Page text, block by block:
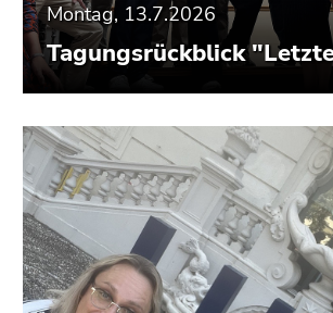
Montag, 13.7.2026
Tagungsrückblick